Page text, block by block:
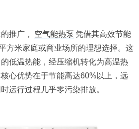
推广， 空气能热泵 凭借其高效节能
方米家庭或商业场所的理想选择。这
低温热能，经压缩机转化为高温热
心优势在于节能高达60%以上，远
运行过程几乎零污染排放。